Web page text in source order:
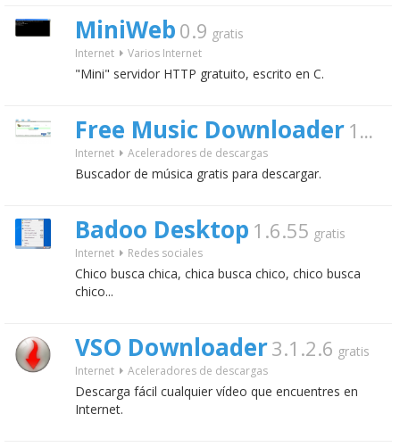
MiniWeb 0.9 gratis
Internet Varios Internet
"Mini" servidor HTTP gratuito, escrito en C.
Free Music Downloader 1.0.0.6
Internet Aceleradores de descargas
Buscador de música gratis para descargar.
Badoo Desktop 1.6.55 gratis
Internet Redes sociales
Chico busca chica, chica busca chico, chico busca
chico...
VSO Downloader3.1.2.6 gratis
Internet Aceleradores de descargas
Descarga fácil cualquier vídeo que encuentres en
Internet.